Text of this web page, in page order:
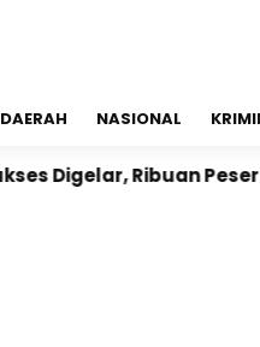
DAERAH NASIONAL
Ribuan Peserta Berlari